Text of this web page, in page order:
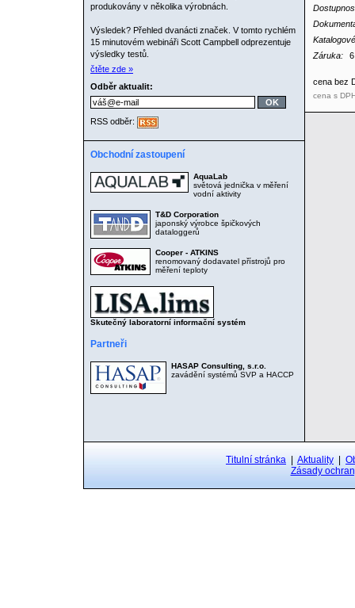
Záruka:
cena bez
cena s
produkovány v několika výrobnách.
Výsledek? Přehled dvanácti značek. V tomto rychlém
15 minutovém webináři Scott Campbell odprezentuje
výsledky testů.
čtěte zde »
Odběr aktualit:
RSS odběr:
Obchodní zastoupení
AquaLab
světová jednička v měření
vodní aktivity
T&D Corporation
japonský výrobce špičkových
dataloggerů
Cooper - ATKINS
renomovaný dodavatel přístrojů pro
měření teploty
Skutečný laboratorní informační systém
Partneři
HASAP Consulting, s.r.o.
zavádění systémů SVP a HACCP
Titulní stránka Aktuality
Zásady